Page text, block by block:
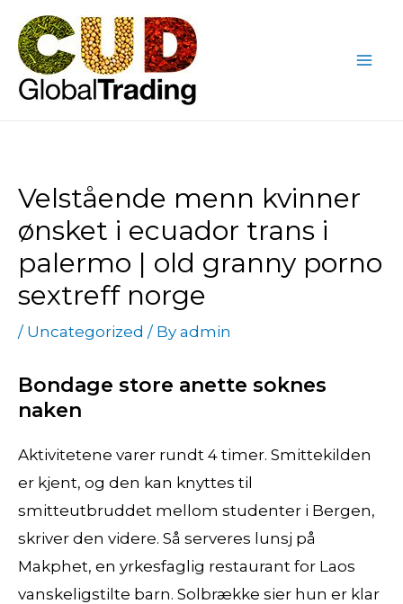
content
Velstående menn kvinner
ønsket i ecuador trans i
palermo | old granny porno
sextreff norge
/ Uncategorized / By admin
Bondage store anette soknes
naken
Aktivitetene varer rundt 4 timer. Smittekilden
er kjent, og den kan knyttes til
smitteutbruddet mellom studenter i Bergen,
skriver den videre. Så serveres lunsj på
Makphet, en yrkesfaglig restaurant for Laos
vanskeligstilte barn. Solbrække sier hun er klar
navigation